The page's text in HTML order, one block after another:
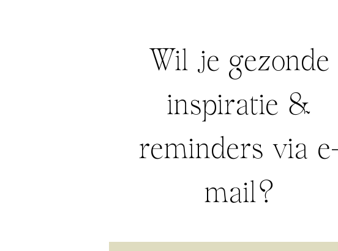
Wil je gezonde
inspiratie &
reminders via e-
mail?